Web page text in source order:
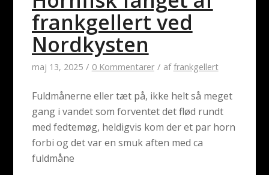
frankgellert ved
Nordkysten
maj 13, 2025 / 0 Kommentarer / affrankgellert
Fuldmånerne eller tæt på, ikke helt så meget
gang i vandet som forventet det flød rundt
med fedtemøg, heldigvis kom der et par horn
forbi og det var en smuk aften med ca
fuldmåne